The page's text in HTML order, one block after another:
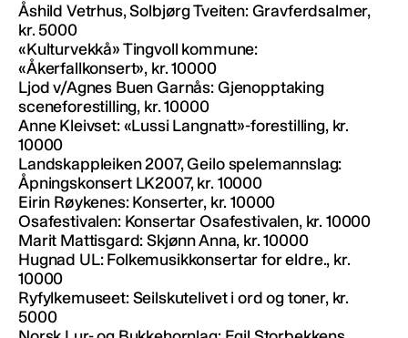
Åshild Vetrhus, Solbjørg Tveiten: Gravferdsalmer,
kr. 5000
«Kulturvekkå» Tingvoll kommune:
«Åkerfallkonsert», kr. 10000
Ljod v/Agnes Buen Garnås: Gjenopptaking
sceneforestilling, kr. 10000
Anne Kleivset: «Lussi Langnatt»-forestilling, kr.
10000
Landskappleiken 2007, Geilo spelemannslag:
Åpningskonsert LK2007, kr. 10000
Eirin Røykenes: Konserter, kr. 10000
Osafestivalen: Konsertar Osafestivalen, kr. 10000
Marit Mattisgard: Skjønn Anna, kr. 10000
Hugnad UL: Folkemusikkonsertar for eldre., kr.
10000
Ryfylkemuseet: Seilskutelivet i ord og toner, kr.
5000